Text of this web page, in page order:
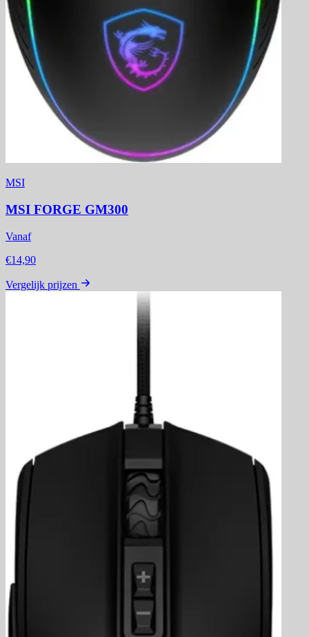
MSI
MSI FORGE GM300
Vanaf
€14,90
Vergelijk prijzen